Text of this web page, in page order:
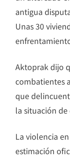
antigua
Unas 30
Aktoprak dijo
combatientes
que
la situación
La violencia
estimación